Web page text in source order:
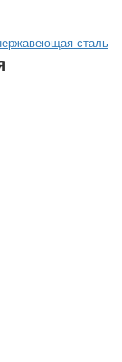
сталь